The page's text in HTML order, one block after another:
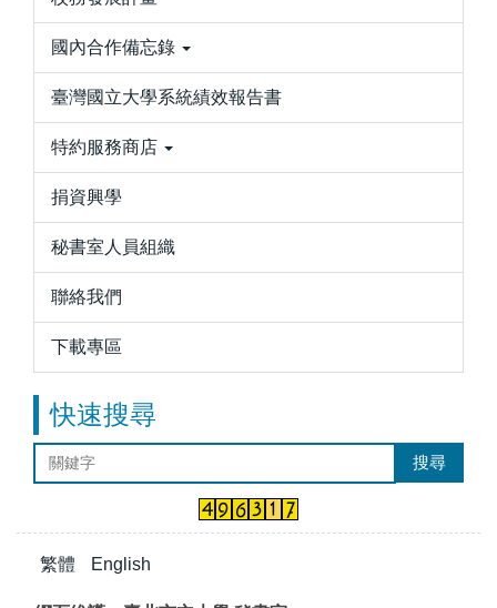
國內合作備忘錄
臺灣國立大學系統績效報告書
特約服務商店
捐資興學
秘書室人員組織
聯絡我們
下載專區
快速搜尋
搜尋
繁體 English